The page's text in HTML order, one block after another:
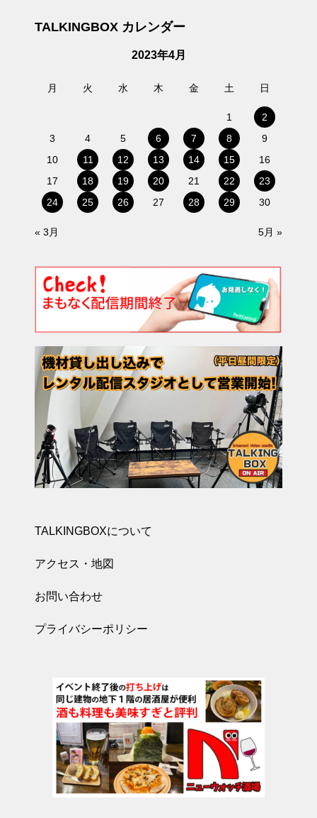
TALKINGBOX カレンダー
2023年4月
月 火 水 木 金 土 日
1
2
3
4 5 6 7 8
9
10
11 12 13 14 15
16
17
18 19 20 21 22
23
24
25 26 27 28 29 30
« 3月 5月 »
TALKINGBOXについて
アクセス・地図
お問い合わせ
プライバシーポリシー